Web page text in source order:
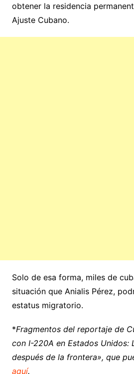
obtener la residencia
Ajuste Cubano.
Solo de esa forma, miles de
situación que Anialis Pérez,
estatus migratorio.
*Fragmentos del reportaje de
con I-220A en Estados Unidos:
después de la frontera», que
aquí.